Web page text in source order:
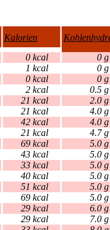
Kalorien
0 kcal
1 kcal
0 kcal
2 kcal
21 kcal
21 kcal
42 kcal
21 kcal
69 kcal
43 kcal
33 kcal
40 kcal
51 kcal
69 kcal
29 kcal
29 kcal